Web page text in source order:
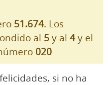
51.674. Los
al 5y al 4y el
020
si no ha